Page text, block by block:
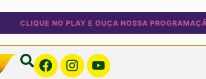
CLIQUE NO PLAY E OUÇA NOSSA PROGRAMAÇÃO